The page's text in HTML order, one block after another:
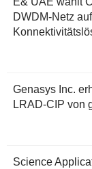
DWDM-Netz
Genasys Inc.
LRAD-CIP von
Science